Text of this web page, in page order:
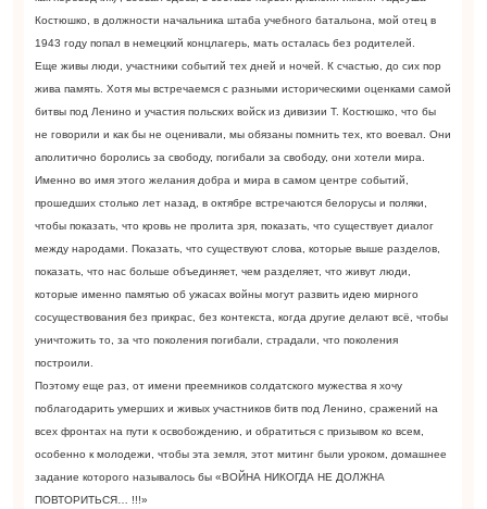
Костюшко, в должности начальника штаба учебного батальона, мой отец в
1943 году попал в немецкий концлагерь, мать осталась без родителей.
Еще живы люди, участники событий тех дней и ночей. К счастью, до сих пор
жива память. Хотя мы встречаемся с разными историческими оценками самой
битвы под Ленино и участия польских войск из дивизии Т. Костюшко, что бы
не говорили и как бы не оценивали, мы обязаны помнить тех, кто воевал. Они
аполитично боролись за свободу, погибали за свободу, они хотели мира.
Именно во имя этого желания добра и мира в самом центре событий,
прошедших столько лет назад, в октябре встречаются белорусы и поляки,
чтобы показать, что кровь не пролита зря, показать, что существует диалог
между народами. Показать, что существуют слова, которые выше разделов,
показать, что нас больше объединяет, чем разделяет, что живут люди,
которые именно памятью об ужасах войны могут развить идею мирного
сосуществования без прикрас, без контекста, когда другие делают всё, чтобы
уничтожить то, за что поколения погибали, страдали, что поколения
построили.
Поэтому еще раз, от имени преемников солдатского мужества я хочу
поблагодарить умерших и живых участников битв под Ленино, сражений на
всех фронтах на пути к освобождению, и обратиться с призывом ко всем,
особенно к молодежи, чтобы эта земля, этот митинг были уроком, домашнее
задание которого называлось бы «ВОЙНА НИКОГДА НЕ ДОЛЖНА
ПОВТОРИТЬСЯ… !!!»